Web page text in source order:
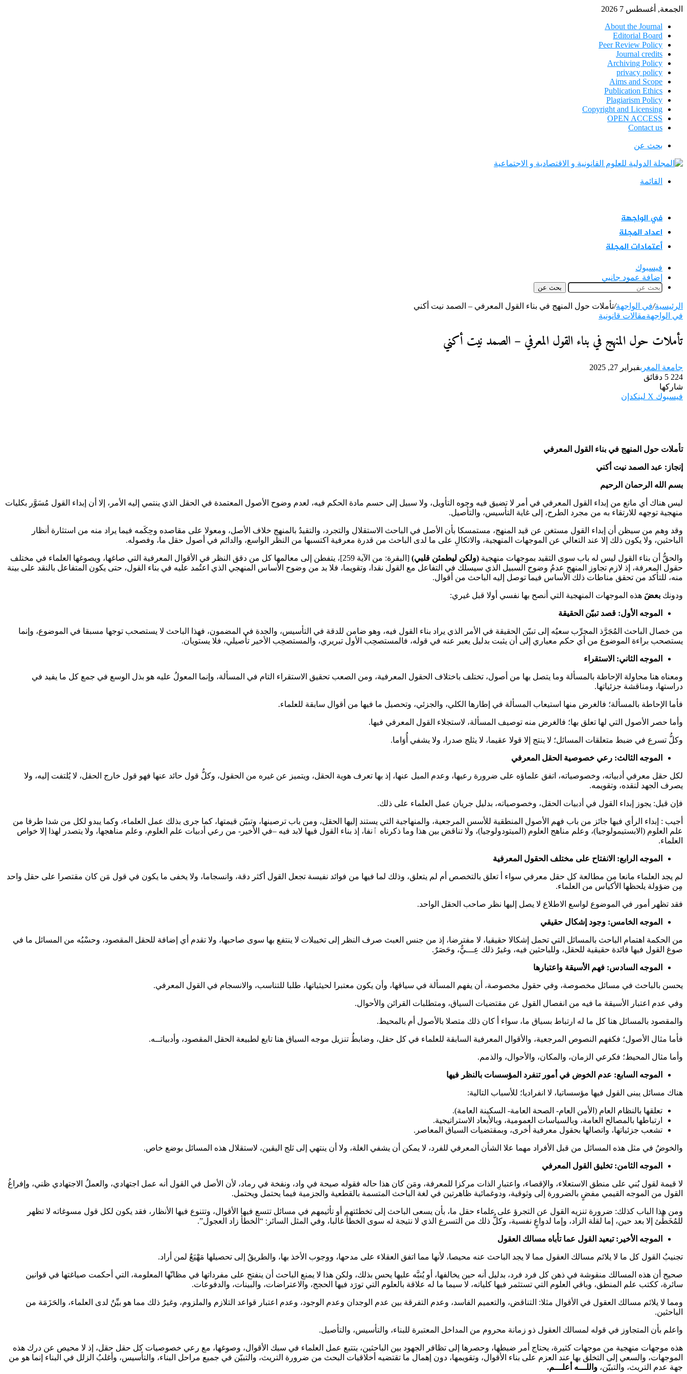
الجمعة, أغسطس 7 2026
About the Journal
Editorial Board
Peer Review Policy
Journal credits
Archiving Policy
privacy policy
Aims and Scope
Publication Ethics
Plagiarism Policy
Copyright and Licensing
OPEN ACCESS
Contact us
بحث عن
القائمة
في الواجهة
اعداد المجلة
أعتمادات المجلة
فيسبوك
إضافة عمود جانبي
بحث عن
الرئيسية/في الواجهة/تأملات حول المنهج في بناء القول المعرفي – الصمد نيت أكني
في الواجهةمقالات قانونية
تأملات حول المنهج في بناء القول المعرفي – الصمد نيت أكني
جامعة المغربفبراير 27, 2025
224 5 دقائق
شاركها
فيسبوك ‫X لينكدإن
تأملات حول المنهج في بناء القول المعرفي
إنجاز: عبد الصمد نيت أكني
بسم الله الرحمان الرحيم
ليس هناك أي مانع من إبداء القول المعرفي في أمر لا تضيق فيه وجوه التأويل، ولا سبيل إلى حسم مادة الحكم فيه، لعدم وضوح الأصول المعتمدة في الحقل الذي ينتمي إليه الأمر، إلا أن إبداء القول مُسَوَّر بكليات
منهجية توجهه للارتقاء به من مجرد الطرح، إلى غاية التأسيس، والتأصيل.
وقد وهم من سيظن أن إبداء القول مستغن عن قيد المنهج، مستمسكا بأن الأصل في الباحث الاستقلال والتجرد، والتقيدُ بالمنهج خلاف الأصل، ومعولا على مقاصده وحِكَمه فيما يراد منه من استثارة أنظار
الباحثين، ولا يكون ذلك إلا عند التعالي عن الموجهات المنهجية، والاتكالِ على ما لدى الباحث من قدرة معرفية اكتسبها من النظر الواسع، والدائم في أصول حقل ما، وفصوله.
والحقُّ أن بناء القول ليس له باب سوى التقيد بموجهات منهجية (ولكن ليطمئن قلبي)
[البقرة: من الآية 259]، يتفطن إلى معالمها كل من دقق النظر في الأقوال المعرفية التي صاغها، ويصوغها العلماء في مختلف
حقول المعرفة، إذ لازم تجاوز المنهج عدمُ وضوح السبيل الذي سيسلك في التفاعل مع القول نقدا، وتقويما، فلا بد من وضوح الأساس المنهجي الذي اعتُمد عليه في بناء القول، حتى يكون المتفاعل بالنقد على بينة
منه، للتأكد من تحقق مناطات ذلك الأساس فيما توصل إليه الباحث من أقوال.
ودونك بعضَ هذه الموجهات المنهجية التي أنصح بها نفسي أولا قبل غيري:
الموجه الأول: قصد تبيّن الحقيقة
من خصال الباحث المُجَرَّذ المجرِّب سعيُه إلى تبيّن الحقيقة في الأمر الذي يراد بناء القول فيه، وهو ضامن للدقة في التأسيس، والجدة في المضمون، فهذا الباحث لا يستصحب توجها مسبقا في الموضوع، وإنما
يستصحب براءة الموضوع من أي حكم معياري إلى أن يثبت بدليل يعبر عنه في قوله، فالمستصحِب الأول تبريري، والمستصحِب الأخير تأصيلي، فلا يستويان.
الموجه الثاني: الاستقراء
ومعناه هنا محاولة الإحاطة بالمسألة وما يتصل بها من أصول، تختلف باختلاف الحقول المعرفية، ومن الصعب تحقيق الاستقراء التام في المسألة، وإنما المعولُ عليه هو بذل الوسع في جمع كل ما يفيد في
دراستها، ومناقشة جزئياتها.
فأما الإحاطة بالمسألة؛ فالغرض منها استيعاب المسألة في إطارها الكلي، والجزئي، وتحصيل ما فيها من أقوال سابقة للعلماء.
وأما حصر الأصول التي لها تعلق بها؛ فالغرض منه توصيف المسألة، لاستجلاء القول المعرفي فيها.
وكلُّ تسرع في ضبط متعلقات المسائل؛ لا ينتج إلا قولا عقيما، لا يثلج صدرا، ولا يشفي أُوَاما.
الموجه الثالث: رعي خصوصية الحقل المعرفي
لكل حقل معرفي أدبياته، وخصوصياته، اتفق علماؤه على ضرورة رعيها، وعدم الميل عنها، إذ بها تعرف هوية الحقل، ويتميز عن غيره من الحقول، وكلُّ قول حائد عنها فهو قول خارج الحقل، لا يُلتفت إليه، ولا
يصرف الجهد لنقده، وتقويمه.
فإن قيل: يجوز إبداء القول في أدبيات الحقل، وخصوصياته، بدليل جريان عمل العلماء على ذلك.
أجيب : إبداء الرأي فيها جائز من باب فهم الأصول المنطقية للأسس المرجعية، والمنهاجية التي يستند إليها الحقل، ومن باب ترصينها، وتبيّن قيمتها، كما جرى بذلك عمل العلماء، وكما يبدو لكل من شدا طرفا من
علم العلوم (الابستيمولوجيا)، وعلم مناهج العلوم (الميتودولوجيا)، ولا تناقض بين هذا وما ذكرناه ٱنفا، إذ بناء القول فيها لابد فيه –في الأخير- من رعي أدبيات علم العلوم، وعلم مناهجها، ولا يتصدر لهذا إلا خواص
العلماء.
الموجه الرابع: الانفتاح على مختلف الحقول المعرفية
لم يجد العلماء مانعا من مطالعة كل حقل معرفي سواء أ تعلق بالتخصص أم لم يتعلق، وذلك لما فيها من فوائد نفيسة تجعل القول أكثر دقة، وانسجاما، ولا يخفى ما يكون في قول مَن كان مقتصرا على حقل واحد
مِن ضؤولة يلحظها الأكياس من العلماء.
فقد تظهر أمور في الموضوع لواسع الاطلاع لا يصل إليها نظر صاحب الحقل الواحد.
الموجه الخامس: وجود إشكال حقيقي
من الحكمة اهتمام الباحث بالمسائل التي تحمل إشكالا حقيقيا، لا مفترضا، إذ من جنس العبث صرف النظر إلى تخييلات لا ينتفع بها سوى صاحبها، ولا تقدم أي إضافة للحقل المقصود، وحسْبُه من المسائل ما في
صوغ القول فيها فائدة حقيقية للحقل، وللباحثين فيه، وغيرُ ذلك عِـــيٌّ، وحَصَرٌ.
الموجه السادس: فهم الأسيقة واعتبارها
يحسن بالباحث في مسائل مخصوصة، وفي حقول مخصوصة، أن يفهم المسألة في سياقها، وأن يكون معتبرا لحيثياتها، طلبا للتناسب، والانسجام في القول المعرفي.
وفي عدم اعتبار الأسيقة ما فيه من انفصال القول عن مقتضيات السياق، ومتطلبات القرائن والأحوال.
والمقصود بالمسائل هنا كل ما له ارتباط بسياق ما، سواء أ كان ذلك متصلا بالأصول أم بالمحيط.
فأما مثال الأصول؛ فكفهم النصوص المرجعية، والأقوال المعرفية السابقة للعلماء في كل حقل، وضابطُ تنزيل موجه السياق هنا تابع لطبيعة الحقل المقصود، وأدبياتــه.
وأما مثال المحيط؛ فكرعي الزمان، والمكان، والأحوال، والذمم.
الموجه السابع: عدم الخوض في أمور تنفرد المؤسسات بالنظر فيها
هناك مسائل يبنى القول فيها مؤسساتيا، لا انفراديا؛ للأسباب التالية:
تعلقها بالنظام العام (الأمن العام- الصحة العامة- السكينة العامة).
ارتباطها بالمصالح العامة، وبالسياسات العمومية، وبالأبعاد الاستراتيجية.
تشعب جزئياتها، واتصالها بحقول معرفية أخرى، وبمقتضيات السياق المعاصر.
والخوضُ في مثل هذه المسائل من قبل الأفراد مهما علا الشأن المعرفي للفرد، لا يمكن أن يشفي الغلة، ولا أن ينتهي إلى ثلج اليقين، لاستقلال هذه المسائل بوضع خاص.
الموجه الثامن: تخليق القول المعرفي
لا قيمة لقول بُني على منطق الاستعلاء، والإقصاء، واعتبارِ الذات مركزا للمعرفة، ومَن كان هذا حاله فقوله صيحة في واد، ونفخة في رماد، لأن الأصل في القول أنه عمل اجتهادي، والعملُ الاجتهادي ظني، وإفراغُ
القول من الموجه القيمي مفضٍ بالضرورة إلى وثوقية، ودوغمائية ظاهرتين في لغة الباحث المتسمة بالقطعية والجزمية فيما يحتمل ويحتمل.
ومن هذا الباب كذلك: ضرورة تنزيه القول عن التجرؤ على علماء حقل ما، بأن يسعى الباحث إلى تخطئتهم أو تأثيمهم في مسائل تتسع فيها الأقوال، وتتنوع فيها الأنظار، فقد يكون لكل قول مسوغاته لا تظهر
للمُخَطِّئ إلا بعد حين، إما لقلة الزاد، وإما لدواعٍ نفسية، وكلُّ ذلك من التسرع الذي لا نتيجة له سوى الخطأ غالبا، وفي المثل السائر: “الخطأ زاد العجول”.
الموجه الأخير: تبعيد القول عما تأباه مسالك العقول
تجنيبُ القول كل ما لا يلائم مسالك العقول مما لا يجد الباحث عنه محيصا، لأنها مما اتفق العقلاء على مدحها، ووجوب الأخذ بها، والطريقُ إلى تحصيلها مَهْيَعٌ لمن أراد.
صحيح أن هذه المسالك منقوشة في ذهن كل فرد فرد، بدليل أنه حين يخالفها، أو يُنبَّه عليها يحس بذلك، ولكن هذا لا يمنع الباحث أن ينفتح على مفرداتها في مظانّها المعلومة، التي أحكمت صياغتها في قوانين
سائرة، ككتب علم المنطق، وباقي العلوم التي تستثمر فيها كلياته، لا سيما ما له علاقة بالعلوم التي تورَد فيها الحجج، والاعتراضات، والبينات، والدفوعات.
ومما لا يلائم مسالك العقول في الأقوال مثلا: التناقض، والتعميم الفاسد، وعدم التفرقة بين عدم الوجدان وعدم الوجود، وعدم اعتبار قواعد التلازم والملزوم، وغيرُ ذلك مما هو بيِّنٌ لدى العلماء، والحَزَمَة من
الباحثين.
واعلم بأن المتجاوز في قوله لمسالك العقول ذو زمانة محروم من المداخل المعتبرة للبناء، والتأسيس، والتأصيل.
هذه موجهات منهجية من موجهات كثيرة، يحتاج أمر ضبطها، وحصرها إلى تظافر الجهود بين الباحثين، بتتبع عمل العلماء في سبك الأقوال، وصوغها، مع رعي خصوصيات كل حقل حقل، إذ لا محيص عن درك هذه
الموجهات، والسعي إلى التخلق بها عند العزم على بناء الأقوال، وتقويمها، دون إهمال ما تقتضيه أخلاقيات البحث من ضرورة التريث، والتبيّن في جميع مراحل البناء، والتأسيس، وأغلبُ الزلل في البناء إنما هو من
جهة عدم التريث، والتبيّن، واللـــه أعلـــم.